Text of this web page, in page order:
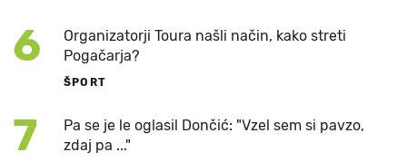
6
Organizatorji Toura našli način, kako streti
Pogačarja?
ŠPORT
7
Pa se je le oglasil Dončić: "Vzel sem si pavzo,
zdaj pa ..."